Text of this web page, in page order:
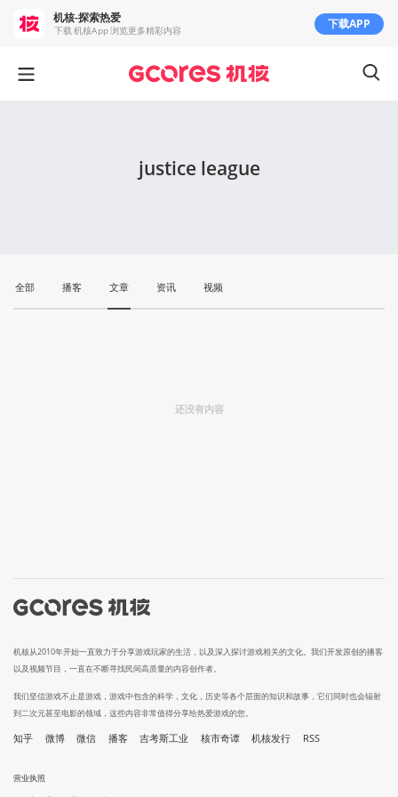
justice league
全部 播客 文章 资讯 视频
还没有内容
机核从2010年开始一直致力于分享游戏玩家的生活，以及深入探讨游戏相关的文化。我们开发原创的播客
以及视频节目，一直在不断寻找民间高质量的内容创作者。
我们坚信游戏不止是游戏，游戏中包含的科学，文化，历史等各个层面的知识和故事，它们同时也会辐射
到二次元甚至电影的领域，这些内容非常值得分享给热爱游戏的您。
知乎 微博 微信 播客 吉考斯工业 核市奇谭 机核发行 RSS
营业执照
机核-探索热爱
下载 机核App 浏览更多精彩内容 下载APP